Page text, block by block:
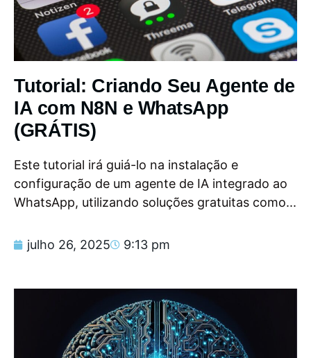
Tutorial: Criando Seu Agente de
IA com N8N e WhatsApp
(GRÁTIS)
Este tutorial irá guiá-lo na instalação e
configuração de um agente de IA integrado ao
WhatsApp, utilizando soluções gratuitas como...
julho 26, 2025 9:13 pm